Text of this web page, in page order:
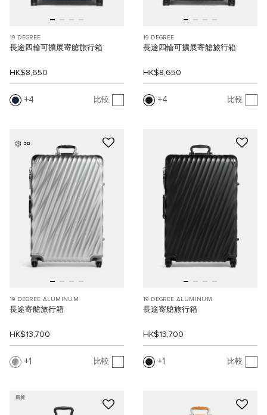
19 DEGREE
長途四輪可擴展寄艙旅行箱
HK$8,650
4 比較
19 DEGREE
長途四輪可擴展寄艙旅行箱
HK$8,650
4 比較
3D
19 DEGREE ALUMINUM
長途寄艙旅行箱
HK$13,700
1 比較
19 DEGREE ALUMINUM
長途寄艙旅行箱
HK$13,700
1 比較
新貨